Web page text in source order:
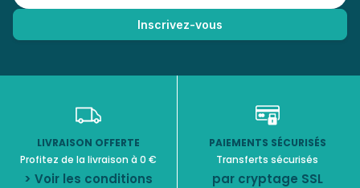
LIVRAISON OFFERTE
Profitez de la livraison à 0 €
> Voir les conditions
PAIEMENTS SÉCURISÉS
Transferts sécurisés
par cryptage SSL